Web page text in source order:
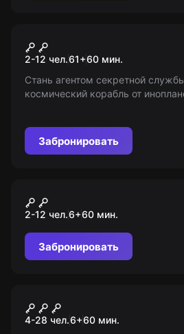
Among Us
2-12 чел.61+60 мин.
Стань агентом секретной
космический корабль от
Забронировать
Пираты
2-12 чел.6+60 мин.
Забронировать
Игра в кальмара
4-28 чел.6+60 мин.